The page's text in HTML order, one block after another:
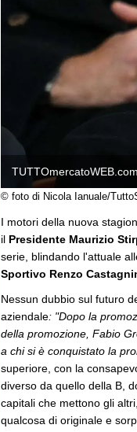
TUTTOmercatoWEB.com
© foto di Nicola Ianuale/
I motori della nuova
il Presidente Maurizio
serie, blindando l'attuale
Sportivo Renzo
Nessun dubbio sul futuro
aziendale: "Dopo la
della promozione, Fabio
a chi si è conquistato la
superiore, con la
diverso da quello della B,
capitali che mettono gli
qualcosa di originale e